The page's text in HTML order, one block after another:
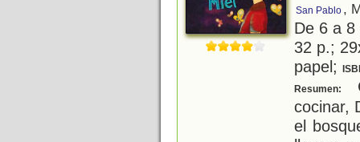
San Pablo ,
De 6 a
32 p.;
papel;
Resumen:
cocinar,
el